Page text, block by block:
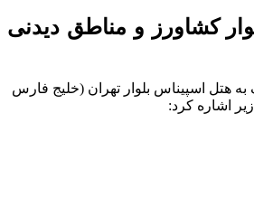
کشاورز و مناطق دیدنی
به هتل اسپیناس بلوار تهران (خلیج فارس
اشاره کرد: